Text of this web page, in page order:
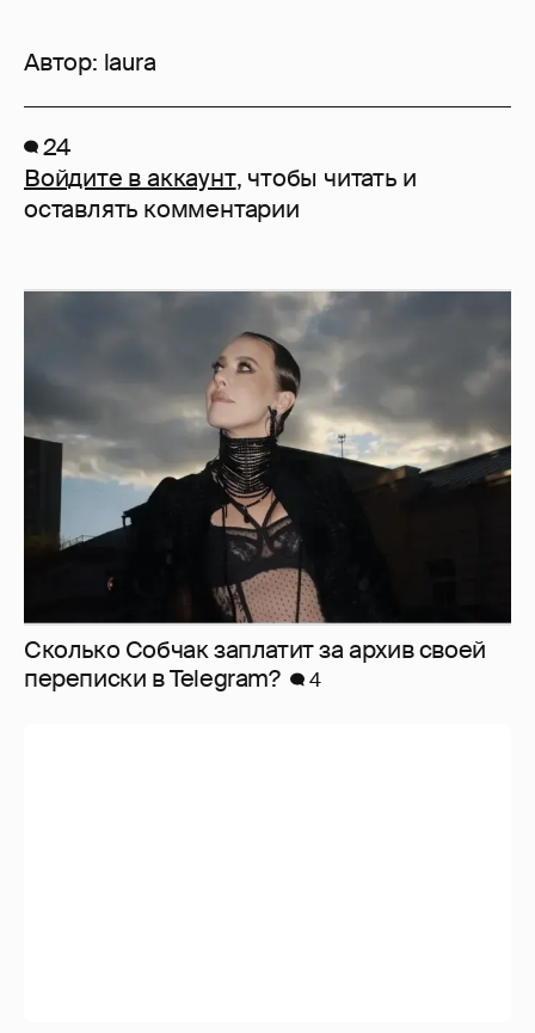
Автор: laura
24
Войдите в аккаунт, чтобы читать и
оставлять комментарии
Сколько Собчак заплатит за архив своей
перeписки в Telegram?
4